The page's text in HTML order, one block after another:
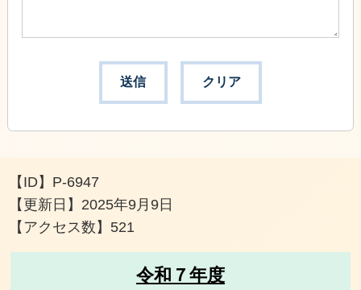
【ID】 P-6947
【更新日】 2025年9月9日
【アクセス数】 521
令和７年度